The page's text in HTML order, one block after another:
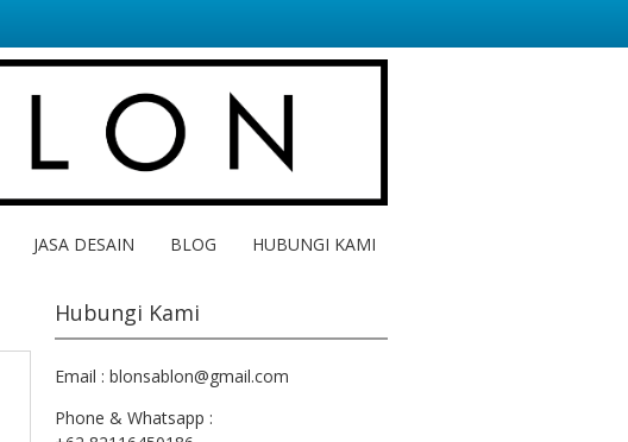
JASA DESAIN BLOG HUBUNGI KAMI
Hubungi Kami
Email : blonsablon@gmail.com
Phone & Whatsapp :